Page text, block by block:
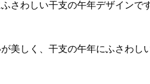
さわしい干支の午年デザインです
しく、干支の午年にふさわし